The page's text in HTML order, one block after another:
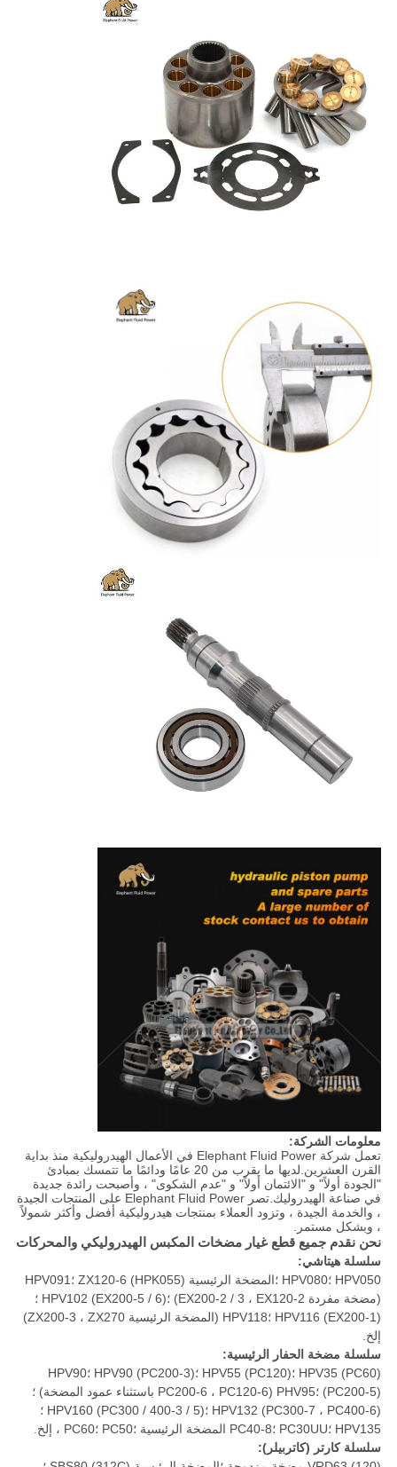
معلومات الشركة:
تعمل شركة Elephant Fluid Power في الأعمال الهيدروليكية منذ بداية
القرن العشرين.لديها ما يقرب من 20 عامًا ودائمًا ما تتمسك بمبادئ
"الجودة أولاً" و "الائتمان أولاً" و "عدم الشكوى" ، وأصبحت رائدة جديدة
في صناعة الهيدروليك.تصر Elephant Fluid Power على المنتجات الجيدة
، والخدمة الجيدة ، وتزود العملاء بمنتجات هيدروليكية أفضل وأكثر شمولاً
، وبشكل مستمر.
نحن نقدم جميع قطع غيار مضخات المكبس الهيدروليكي والمحركات
سلسلة هيتاشي:
HPV050 ؛HPV080 ؛المضخة الرئيسية ZX120-6 (HPK055) ؛HPV091
(مضخة مفردة EX200-2 / 3 ، EX120-2) ؛HPV102 (EX200-5 / 6) ؛
HPV116 (EX200-1) ؛HPV118 (المضخة الرئيسية ZX200-3 ، ZX270)
إلخ.
سلسلة مضخة الحفار الرئيسية:
HPV35 (PC60) ؛HPV55 (PC120) ؛HPV90 (PC200-3) ؛HPV90
(PC200-5) ؛PHV95 (PC200-6 ، PC120-6 باستثناء عمود المضخة) ؛
HPV132 (PC300-7 ، PC400-6) ؛HPV160 (PC300 / 400-3 / 5) ؛
HPV135 ؛PC30UU ؛PC40-8 المضخة الرئيسية ؛PC50 ؛PC60 ، إلخ.
سلسلة كارتر (كاتربيلر):